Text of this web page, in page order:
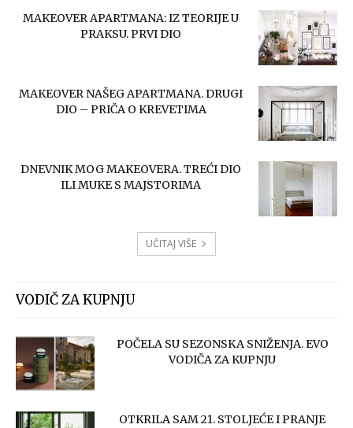
MAKEOVER APARTMANA: IZ TEORIJE U
PRAKSU. PRVI DIO
MAKEOVER NAŠEG APARTMANA. DRUGI
DIO – PRIČA O KREVETIMA
DNEVNIK MOG MAKEOVERA. TREĆI DIO
ILI MUKE S MAJSTORIMA
UČITAJ VIŠE
VODIČ ZA KUPNJU
POČELA SU SEZONSKA SNIŽENJA. EVO
VODIČA ZA KUPNJU
OTKRILA SAM 21. STOLJEĆE I PRANJE